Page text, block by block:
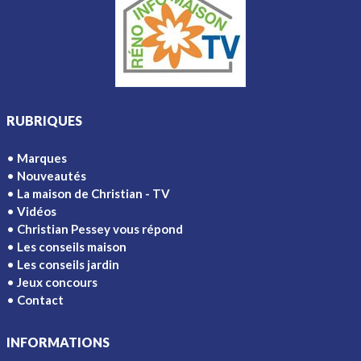
RUBRIQUES
Marques
Nouveautés
La maison de Christian - TV
Vidéos
Christian Pessey vous répond
Les conseils maison
Les conseils jardin
Jeux concours
Contact
INFORMATIONS